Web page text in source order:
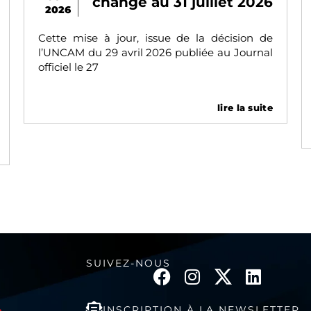
2026
La CNAM a annoncé, par mailing à
l’ensemble des chirurgiens-dentistes libéraux
SUIVEZ-NOUS